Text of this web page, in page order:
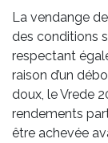
La vendange
des conditions
respectant
raison d’un
doux, le Vrede
rendements
être achevée